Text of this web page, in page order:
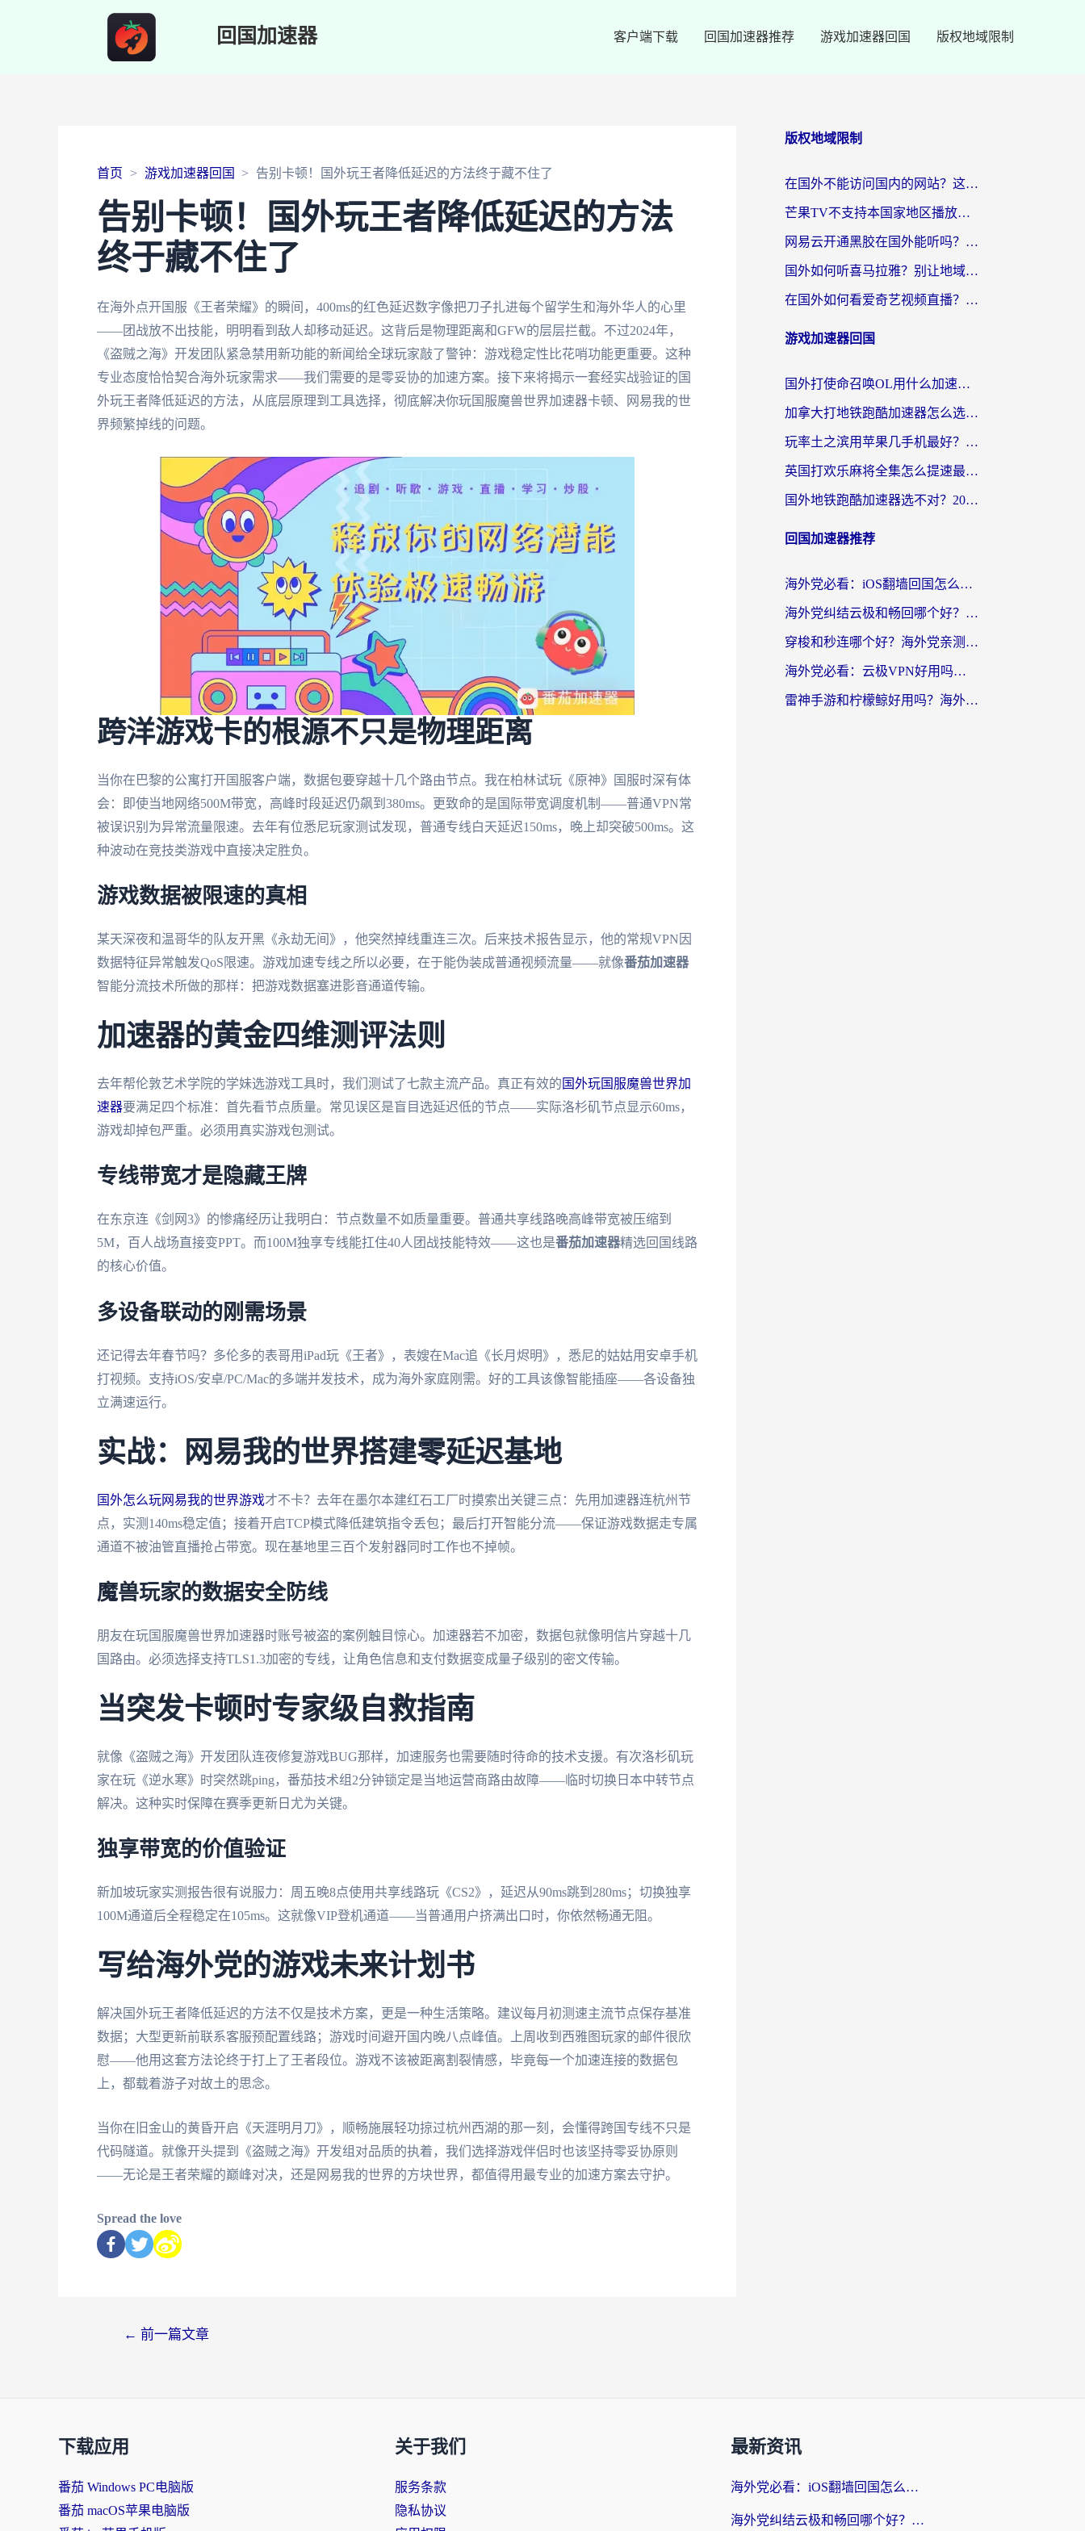
回国加速器 客户端下载 回国加速器推荐 游戏加速器回国 版权地域限制
首页 游戏加速器回国 告别卡顿！国外玩王者降低延迟的方法终于藏不住了
告别卡顿！国外玩王者降低延迟的方法
终于藏不住了
在海外点开国服《王者荣耀》的瞬间，400ms的红色延迟数字像把刀子扎进每个留学生和海外华人的心里
——团战放不出技能，明明看到敌人却移动延迟。这背后是物理距离和GFW的层层拦截。不过2024年，
《盗贼之海》开发团队紧急禁用新功能的新闻给全球玩家敲了警钟：游戏稳定性比花哨功能更重要。这种
专业态度恰恰契合海外玩家需求——我们需要的是零妥协的加速方案。接下来将揭示一套经实战验证的国
外玩王者降低延迟的方法，从底层原理到工具选择，彻底解决你玩国服魔兽世界加速器卡顿、网易我的世
界频繁掉线的问题。
跨洋游戏卡的根源不只是物理距离
当你在巴黎的公寓打开国服客户端，数据包要穿越十几个路由节点。我在柏林试玩《原神》国服时深有体
会：即使当地网络500M带宽，高峰时段延迟仍飙到380ms。更致命的是国际带宽调度机制——普通VPN常
被误识别为异常流量限速。去年有位悉尼玩家测试发现，普通专线白天延迟150ms，晚上却突破500ms。这
种波动在竞技类游戏中直接决定胜负。
游戏数据被限速的真相
某天深夜和温哥华的队友开黑《永劫无间》，他突然掉线重连三次。后来技术报告显示，他的常规VPN因
数据特征异常触发QoS限速。游戏加速专线之所以必要，在于能伪装成普通视频流量——就像番茄加速器
智能分流技术所做的那样：把游戏数据塞进影音通道传输。
加速器的黄金四维测评法则
去年帮伦敦艺术学院的学妹选游戏工具时，我们测试了七款主流产品。真正有效的 国外玩国服魔兽世界加
速器要满足四个标准：首先看节点质量。常见误区是盲目选延迟低的节点——实际洛杉矶节点显示60ms，
游戏却掉包严重。必须用真实游戏包测试。
专线带宽才是隐藏王牌
在东京连《剑网3》的惨痛经历让我明白：节点数量不如质量重要。普通共享线路晚高峰带宽被压缩到
5M，百人战场直接变PPT。而100M独享专线能扛住40人团战技能特效——这也是番茄加速器精选回国线路
的核心价值。
多设备联动的刚需场景
还记得去年春节吗？多伦多的表哥用iPad玩《王者》，表嫂在Mac追《长月烬明》，悉尼的姑姑用安卓手机
打视频。支持iOS/安卓/PC/Mac的多端并发技术，成为海外家庭刚需。好的工具该像智能插座——各设备独
立满速运行。
实战：网易我的世界搭建零延迟基地
国外怎么玩网易我的世界游戏才不卡？去年在墨尔本建红石工厂时摸索出关键三点：先用加速器连杭州节
点，实测140ms稳定值；接着开启TCP模式降低建筑指令丢包；最后打开智能分流——保证游戏数据走专属
通道不被油管直播抢占带宽。现在基地里三百个发射器同时工作也不掉帧。
魔兽玩家的数据安全防线
朋友在玩国服魔兽世界加速器时账号被盗的案例触目惊心。加速器若不加密，数据包就像明信片穿越十几
国路由。必须选择支持TLS1.3加密的专线，让角色信息和支付数据变成量子级别的密文传输。
当突发卡顿时专家级自救指南
就像《盗贼之海》开发团队连夜修复游戏BUG那样，加速服务也需要随时待命的技术支援。有次洛杉矶玩
家在玩《逆水寒》时突然跳ping，番茄技术组2分钟锁定是当地运营商路由故障——临时切换日本中转节点
解决。这种实时保障在赛季更新日尤为关键。
独享带宽的价值验证
新加坡玩家实测报告很有说服力：周五晚8点使用共享线路玩《CS2》，延迟从90ms跳到280ms；切换独享
100M通道后全程稳定在105ms。这就像VIP登机通道——当普通用户挤满出口时，你依然畅通无阻。
写给海外党的游戏未来计划书
解决国外玩王者降低延迟的方法不仅是技术方案，更是一种生活策略。建议每月初测速主流节点保存基准
数据；大型更新前联系客服预配置线路；游戏时间避开国内晚八点峰值。上周收到西雅图玩家的邮件很欣
慰——他用这套方法论终于打上了王者段位。游戏不该被距离割裂情感，毕竟每一个加速连接的数据包
上，都载着游子对故土的思念。
当你在旧金山的黄昏开启《天涯明月刀》，顺畅施展轻功掠过杭州西湖的那一刻，会懂得跨国专线不只是
代码隧道。就像开头提到《盗贼之海》开发组对品质的执着，我们选择游戏伴侣时也该坚持零妥协原则
——无论是王者荣耀的巅峰对决，还是网易我的世界的方块世界，都值得用最专业的加速方案去守护。
Spread the love
← 前一篇文章
版权地域限制
在国外不能访问国内的网站？这篇攻略帮你无缝连接家乡资源
芒果TV不支持本国家地区播放该怎么解决？海外党追剧看片的终极指南
网易云开通黑胶在国外能听吗？海外党亲测有效的回国听音乐方案
国外如何听喜马拉雅？别让地域限制，断了你的中文声音陪伴
在国外如何看爱奇艺视频直播？海外党亲测有效的回国加速器指南
游戏加速器回国
国外打使命召唤OL用什么加速器最好？海外玩家国服畅玩全攻略（附小众游戏加速技巧）
加拿大打地铁跑酷加速器怎么选？2026海外玩家实测指南（附王国纪元保卫萝卜3加速技巧）
玩率土之滨用苹果几手机最好？海外党必看的国服游戏加速+设备选择指南
英国打欢乐麻将全集怎么提速最快？海外党亲测有效的国服游戏加速指南
国外地铁跑酷加速器选不对？2026海外玩家必看的国服游戏加速全攻略
回国加速器推荐
海外党必看：iOS翻墙回国怎么选？一篇搞定无缝访问国内资源
海外党纠结云极和畅回哪个好？一篇讲透回国加速器怎么选（附避坑指南）
穿梭和秒连哪个好？海外党亲测3款回国加速器，教你在国外正常浏览国内网站
海外党必看：云极VPN好用吗？和GoLinkVPN对比哪个回国效果更好？附真实体验指南
雷神手游和柠檬鲸好用吗？海外党亲测3款回国加速器，教你避开破解VPN坑
下载应用
番茄 Windows PC电脑版
番茄 macOS苹果电脑版
关于我们
服务条款
隐私协议
最新资讯
海外党必看：iOS翻墙回国怎么选？一篇搞定无缝访问国内资源
海外党纠结云极和畅回哪个好？一篇讲透回国加速器怎么选（附避坑指南）